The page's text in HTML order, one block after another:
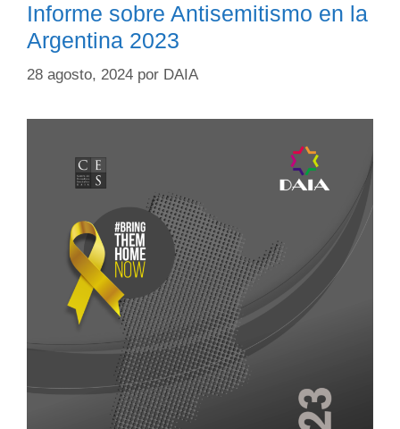
Informe sobre Antisemitismo en la
Argentina 2023
28 agosto, 2024 por DAIA